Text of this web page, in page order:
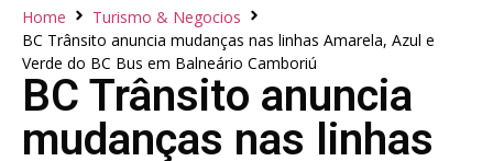
Home
Turismo & Negocios
BC Trânsito anuncia mudanças nas linhas Amarela, Azul e
Verde do BC Bus em Balneário Camboriú
BC Trânsito anuncia
mudanças nas linhas